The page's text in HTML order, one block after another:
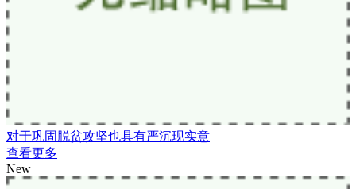
对于巩固脱贫攻坚也具有严沉现实意
查看更多
New